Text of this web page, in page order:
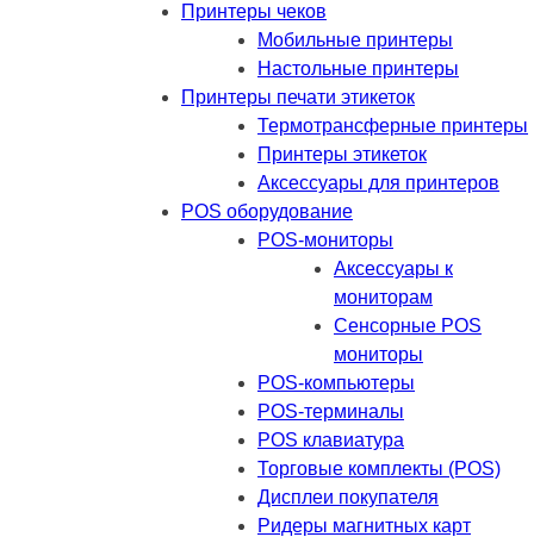
Принтеры чеков
Мобильные принтеры
Настольные принтеры
Принтеры печати этикеток
Термотрансферные принтеры
Принтеры этикеток
Аксессуары для принтеров
POS оборудование
POS-мониторы
Аксессуары к
мониторам
Сенсорные POS
мониторы
POS-компьютеры
POS-терминалы
POS клавиатура
Торговые комплекты (POS)
Дисплеи покупателя
Ридеры магнитных карт